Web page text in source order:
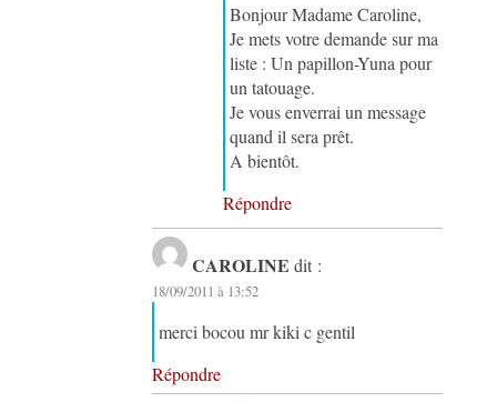
Bonjour Madame Caroline,
Je mets votre demande sur ma
liste : Un papillon-Yuna pour
un tatouage.
Je vous enverrai un message
quand il sera prêt.
A bientôt.
Répondre
CAROLINE dit :
18/09/2011 à 13:52
merci bocou mr kiki c gentil
Répondre